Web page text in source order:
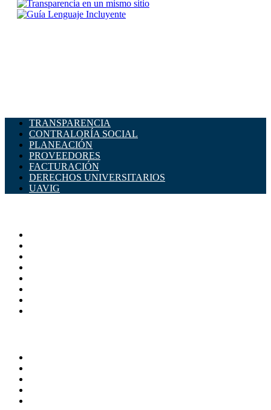
TRANSPARENCIA
CONTRALORÍA SOCIAL
PLANEACIÓN
PROVEEDORES
FACTURACIÓN
DERECHOS UNIVERSITARIOS
UAVIG